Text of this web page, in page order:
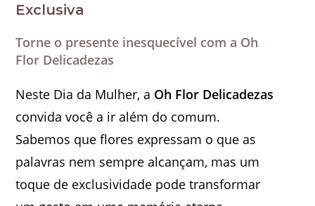
Exclusiva
Torne o presente inesquecível com a Oh
Flor Delicadezas
Neste Dia da Mulher, a Oh Flor Delicadezas
convida você a ir além do comum.
Sabemos que flores expressam o que as
palavras nem sempre alcançam, mas um
toque de exclusividade pode transformar